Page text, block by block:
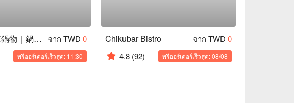
手工殿麻辣鍋物｜鍋際大賞人氣 NO.1 จาก TWD 0
พรีออร์เดอร์เร็วสุด: 11:30
Chikubar Bistro จาก TWD 0
4.8 (92) พรีออร์เดอร์เร็วสุด: 08/08